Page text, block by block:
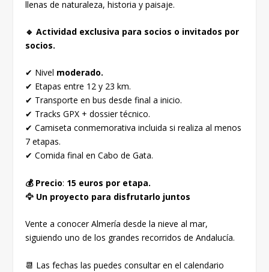
llenas de naturaleza, historia y paisaje.
🔹 Actividad exclusiva para socios o invitados por
socios.
✔ Nivel moderado.
✔ Etapas entre 12 y 23 km.
✔ Transporte en bus desde final a inicio.
✔ Tracks GPX + dossier técnico.
✔ Camiseta conmemorativa incluida si realiza al menos
7 etapas.
✔ Comida final en Cabo de Gata.
💰 Precio: 15 euros por etapa.
🦅 Un proyecto para disfrutarlo juntos
Vente a conocer Almería desde la nieve al mar,
siguiendo uno de los grandes recorridos de Andalucía.
📆 Las fechas las puedes consultar en el calendario